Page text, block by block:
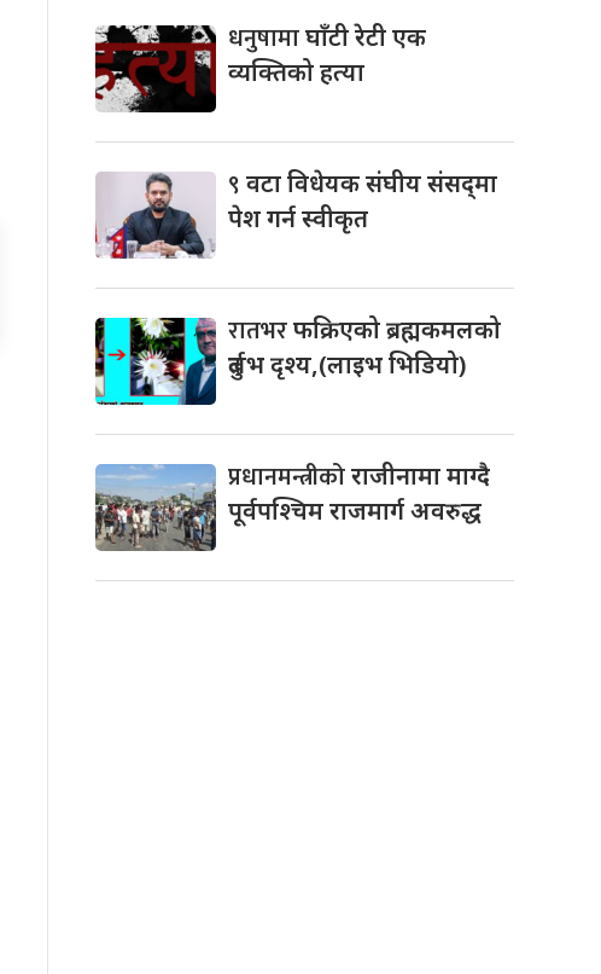
धनुषामाघाँटी रेटी एक
व्यक्तिको हत्या
९वटा विधेयक संघीय संसद्‌मा
पेश गर्न स्वीकृत
रातभरफक्रिएको ब्रह्मकमलको
दुर्लभ दृश्य,(लाइभ भिडियो)
प्रधानमन्त्रीकोराजीनामा माग्दै
पूर्वपश्चिम राजमार्ग अवरुद्ध